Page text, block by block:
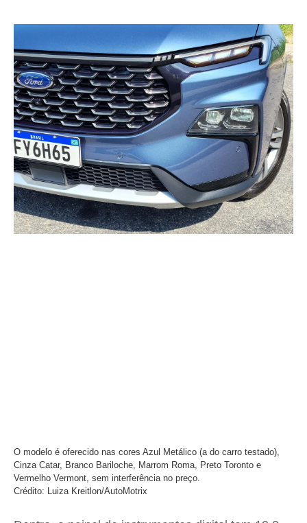
O modelo é oferecido nas cores Azul Metálico (a do carro testado),
Cinza Catar, Branco Bariloche, Marrom Roma, Preto Toronto e
Vermelho Vermont, sem interferência no preço.
Crédito: Luiza Kreitlon/AutoMotrix